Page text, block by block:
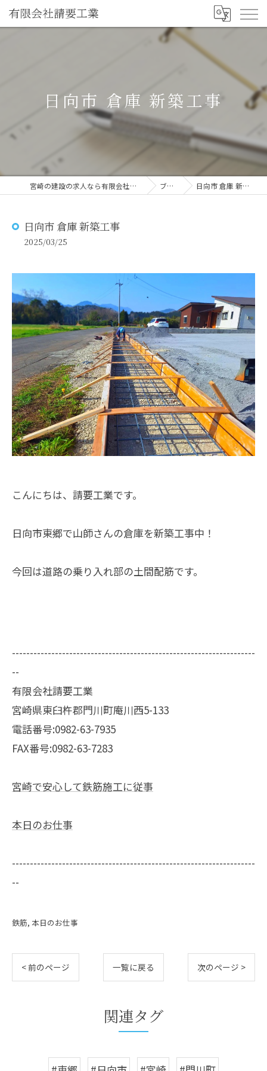
日向市 倉庫 新築工事
宮崎の建設の求人なら有限会社請要工業 ブログ 日向市 倉庫 新築工事
日向市 倉庫 新築工事
2025/03/25
こんにちは、請要工業です。
日向市東郷で山師さんの倉庫を新築工事中！
今回は道路の乗り入れ部の土間配筋です。
--------------------------------------------------------------------
--
有限会社請要工業
宮崎県東臼杵郡門川町庵川西5-133
電話番号:0982-63-7935
FAX番号:0982-63-7283
宮崎で安心して鉄筋施工に従事
本日のお仕事
--------------------------------------------------------------------
--
鉄筋 本日のお仕事
< 前のページ 一覧に戻る 次のページ >
関連タグ